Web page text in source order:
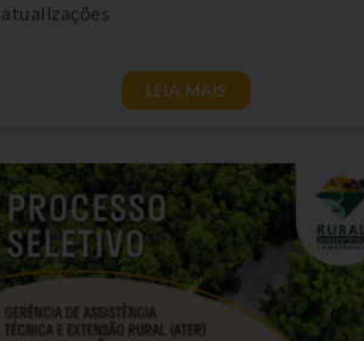
atualizações
LEIA MAIS